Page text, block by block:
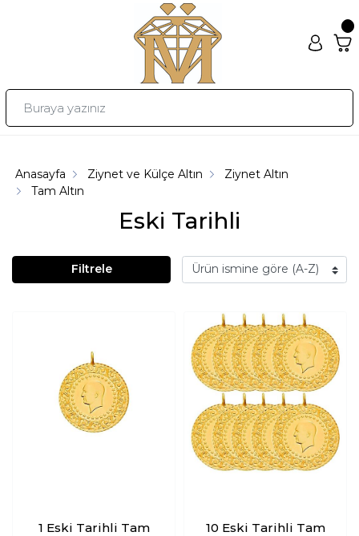
Eski Tarihli
Anasayfa Ziynet ve Külçe Altın
Ziynet Altın
Tam Altın
Filtrele
1 Eski Tarihli Tam
10 Eski Tarihli Tam